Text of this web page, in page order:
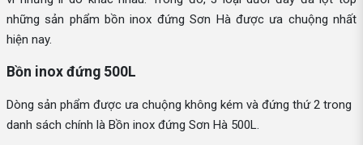
những sản phẩm bồn inox đứng Sơn Hà được ưa chuộng nhất
hiện nay.
Bồn inox đứng 500L
Dòng sản phẩm được ưa chuộng không kém và đứng thứ 2 trong
danh sách chính là Bồn inox đứng Sơn Hà 500L.